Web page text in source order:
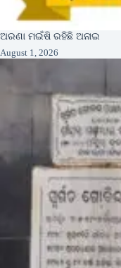
ଅରଣା ମଇଁଷି ରହିଛି ଅନାଇ
August 1, 2026